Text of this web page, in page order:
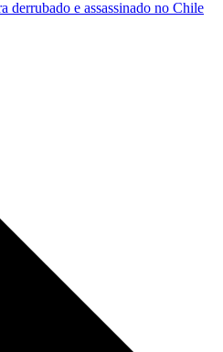
derrubado e assassinado no Chile